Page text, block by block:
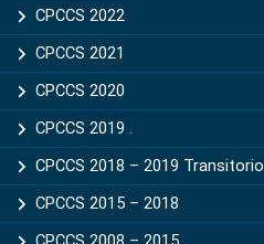
CPCCS 2022
CPCCS 2021
CPCCS 2020
CPCCS 2019 .
CPCCS 2018 – 2019 Transitorio
CPCCS 2015 – 2018